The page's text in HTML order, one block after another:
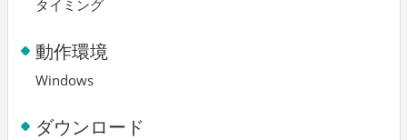
タイミング
動作環境
Windows
ダウンロード